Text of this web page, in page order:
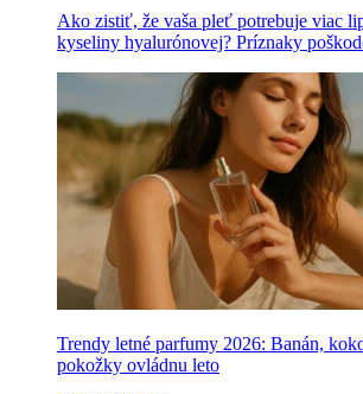
Ako zistiť, že vaša pleť potrebuje viac
kyseliny hyalurónovej? Príznaky
Trendy letné parfumy 2026: Banán,
pokožky ovládnu leto